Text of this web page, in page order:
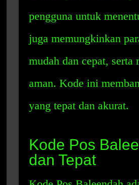
pengguna untuk
juga memungkinkan
mudah dan cepat, serta
aman. Kode ini
yang tepat dan akurat.
Kode Pos
dan Tepat